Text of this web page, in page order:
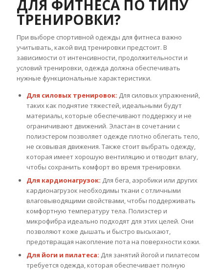
ДЛЯ ФИТНЕСА ПО ТИПУ
ТРЕНИРОВКИ?
При выборе спортивной одежды для фитнеса важно
учитывать, какой вид тренировки предстоит. В
зависимости от интенсивности, продолжительности и
условий тренировки, одежда должна обеспечивать
нужные функциональные характеристики.
Для силовых тренировок: Для силовых упражнений,
таких как поднятие тяжестей, идеальными будут
материалы, которые обеспечивают поддержку и не
ограничивают движений. Эластан в сочетании с
полиэстером позволяет одежде плотно облегать тело,
не сковывая движения. Также стоит выбрать одежду,
которая имеет хорошую вентиляцию и отводит влагу,
чтобы сохранить комфорт во время тренировки.
Для кардионагрузок: Для бега, аэробики или других
кардионагрузок необходимы ткани с отличными
влаговыводящими свойствами, чтобы поддерживать
комфортную температуру тела. Полиэстер и
микрофибра идеально подходят для этих целей. Они
позволяют коже дышать и быстро высыхают,
предотвращая накопление пота на поверхности кожи.
Для йоги и пилатеса: Для занятий йогой и пилатесом
требуется одежда, которая обеспечивает полную